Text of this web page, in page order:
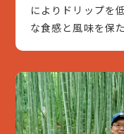
によりドリップを
な食感と風味を保